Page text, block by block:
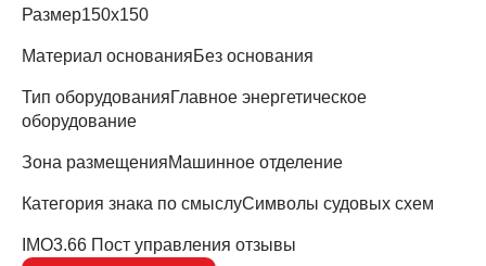
Размер150х150
Материал основанияБез основания
Тип оборудованияГлавное энергетическое
оборудование
Зона размещенияМашинное отделение
Категория знака по смыслуСимволы судовых схем
IMO3.66 Пост управления отзывы